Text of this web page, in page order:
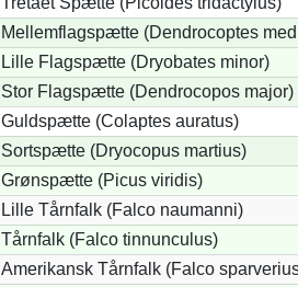
Mellemflagspætte (Dendrocoptes
Lille Flagspætte (Dryobates minor)
Stor Flagspætte (Dendrocopos major)
Guldspætte (Colaptes auratus)
Sortspætte (Dryocopus martius)
Grønspætte (Picus viridis)
Lille Tårnfalk (Falco naumanni)
Tårnfalk (Falco tinnunculus)
Amerikansk Tårnfalk (Falco